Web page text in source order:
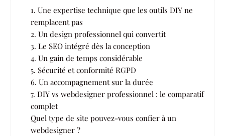
1. Une expertise technique que les outils DIY ne
remplacent pas
2. Un design professionnel qui convertit
3. Le SEO intégré dès la conception
4. Un gain de temps considérable
5. Sécurité et conformité RGPD
6. Un accompagnement sur la durée
7. DIY vs webdesigner professionnel : le comparatif
complet
Quel type de site pouvez-vous confier à un
webdesigner ?